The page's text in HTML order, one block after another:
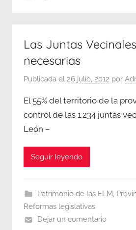
Las Juntas
necesarias
Publicada el 26 julio, 2012 por
El 55% del territorio de la
control de las 1.234 juntas
León –
Seguir leyendo
Patrimonio de las ELM,
Reformas legislativas
Dejar un comentario